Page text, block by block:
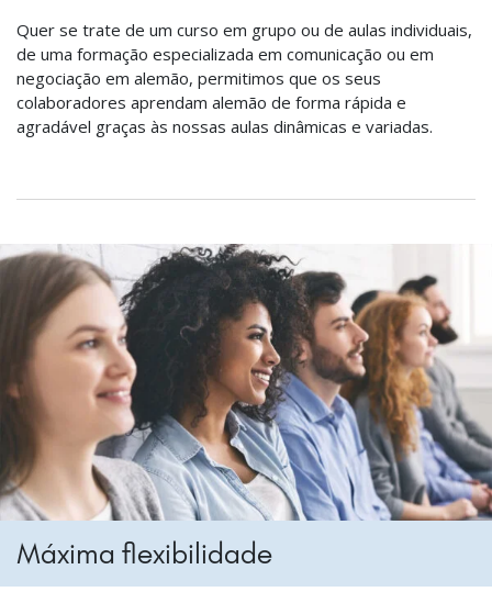
Quer se trate de um curso em grupo ou de aulas individuais,
de uma formação especializada em comunicação ou em
negociação em alemão, permitimos que os seus
colaboradores aprendam alemão de forma rápida e
agradável graças às nossas aulas dinâmicas e variadas.
Máxima flexibilidade